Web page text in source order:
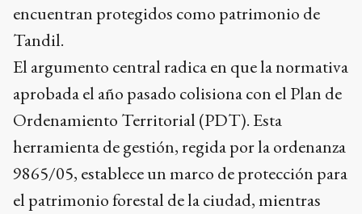
encuentran protegidos como patrimonio de
Tandil.
El argumento central radica en que la normativa
aprobada el año pasado colisiona con el Plan de
Ordenamiento Territorial (PDT). Esta
herramienta de gestión, regida por la ordenanza
9865/05, establece un marco de protección para
el patrimonio forestal de la ciudad, mientras